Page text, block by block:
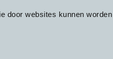
door websites kunnen